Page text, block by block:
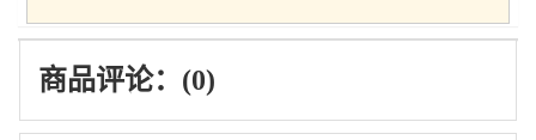
商品评论：(0)